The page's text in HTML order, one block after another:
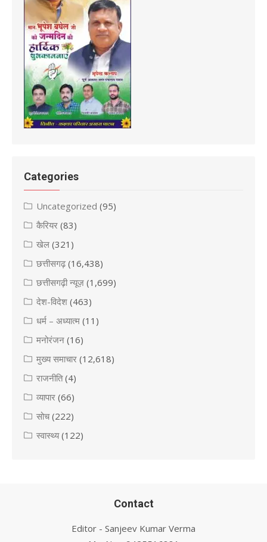
Categories
Uncategorized (95)
कैरियर (83)
खेल (321)
छत्तीसगढ़(16,438)
छत्तीसगढ़ी न्यूज़ (1,699)
देश-विदेश (463)
धर्म – अध्यात्म (11)
मनोरंजन (16)
मुख्य समाचार (12,618)
राजनीति(4)
व्यापार (66)
सोच(222)
स्वास्थ्य(122)
Contact
Editor - Sanjeev Kumar Verma